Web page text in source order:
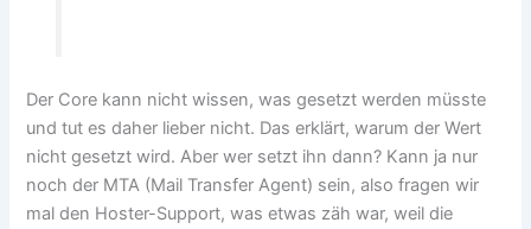
Der Core kann nicht wissen, was gesetzt werden müsste
und tut es daher lieber nicht. Das erklärt, warum der Wert
nicht gesetzt wird. Aber wer setzt ihn dann? Kann ja nur
noch der MTA (Mail Transfer Agent) sein, also fragen wir
mal den Hoster-Support, was etwas zäh war, weil die